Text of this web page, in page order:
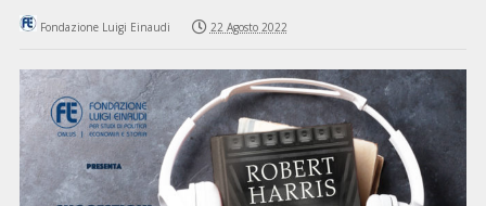
Fondazione Luigi Einaudi 22 Agosto 2022